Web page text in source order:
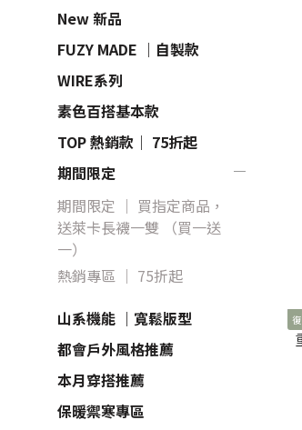
New 新品
FUZY MADE ｜自製款
WIRE系列
素色百搭基本款
TOP 熱銷款｜ 75折起
期間限定
期間限定 ｜ 買指定商品，
送萊卡長襪一雙 （買一送
一）
熱銷專區 ｜ 75折起
山系機能 ｜寬鬆版型
都會戶外風格推薦
本月穿搭推薦
保暖禦寒專區